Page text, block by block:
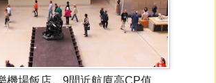
機場飯店。9間近航廈高CP值